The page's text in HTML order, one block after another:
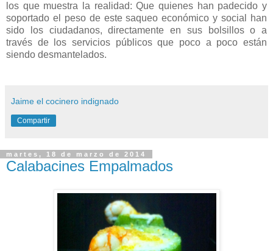
los que muestra la realidad: Que quienes han padecido y
soportado el peso de este saqueo económico y social han
sido los ciudadanos, directamente en sus bolsillos o a
través de los servicios públicos que poco a poco están
siendo desmantelados.
Jaime el cocinero indignado
Compartir
martes, 18 de marzo de 2014
Calabacines Empalmados